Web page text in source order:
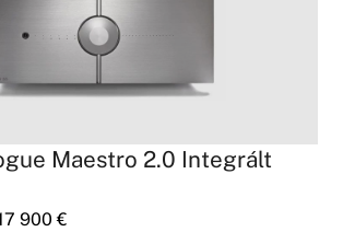
Maestro 2.0 Integrált
900€